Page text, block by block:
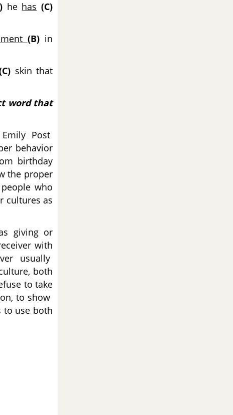
he has (C)
(B)in
skin that
word that
Post
behavior
birthday
the proper
who
cultures as
giving or
with
usually
both
to take
to show
to use both